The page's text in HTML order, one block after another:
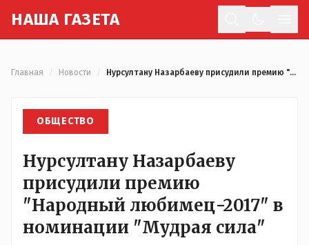
НАША ГАЗЕТА
Главная Новости Нурсултану Назарбаеву присудили премию "Народный любимец-2017" в номинации "Мудрая сила"
ОБЩЕСТВО
Нурсултану Назарбаеву
присудили премию
"Народный любимец-2017" в
номинации "Мудрая сила"